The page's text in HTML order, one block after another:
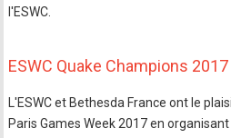
l'ESWC.
ESWC Quake Champions 2017
L'ESWC et Bethesda France ont le
Paris Games Week 2017 en